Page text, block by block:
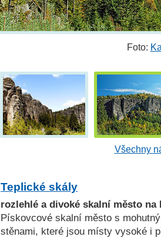
Foto:
Všechny
Teplické skály
rozlehlé a divoké skalní město na
Pískovcové skalní město s
stěnami, které jsou místy vysoké i